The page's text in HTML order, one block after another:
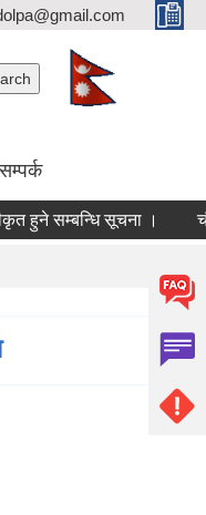
सम्पर्क
सम्बन्धि सूचना । चौथो